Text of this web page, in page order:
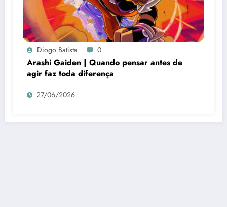
Diogo Batista 0
Arashi Gaiden | Quando pensar antes de
agir faz toda diferença
27/06/2026